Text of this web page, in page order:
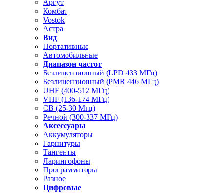
Аргут
Комбат
Vostok
Астра
Вид
Портативные
Автомобильные
Диапазон частот
Безлицензионный (LPD 433 МГц)
Безлицензионный (PMR 446 МГц)
UHF (400-512 МГц)
VHF (136-174 МГц)
CB (25-30 Мгц)
Речной (300-337 МГц)
Аксессуары
Аккумуляторы
Гарнитуры
Тангенты
Ларингофоны
Программаторы
Разное
Цифровые